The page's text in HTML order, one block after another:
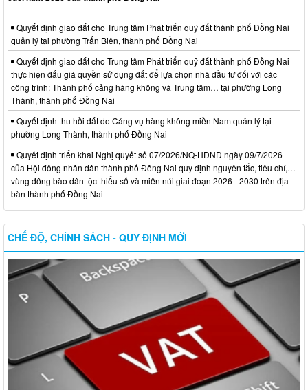
Quyết định giao đất cho Trung tâm Phát triển quỹ đất thành phố Đồng Nai
quản lý tại phường Trấn Biên, thành phố Đồng Nai
Quyết định giao đất cho Trung tâm Phát triển quỹ đất thành phố Đồng Nai
thực hiện đấu giá quyền sử dụng đất để lựa chọn nhà đầu tư đối với các
công trình: Thành phố cảng hàng không và Trung tâm… tại phường Long
Thành, thành phố Đồng Nai
Quyết định thu hồi đất do Cảng vụ hàng không miền Nam quản lý tại
phường Long Thành, thành phố Đồng Nai
Quyết định triển khai Nghị quyết số 07/2026/NQ-HĐND ngày 09/7/2026
của Hội đồng nhân dân thành phố Đồng Nai quy định nguyên tắc, tiêu chí,…
vùng đồng bào dân tộc thiểu số và miền núi giai đoạn 2026 - 2030 trên địa
bàn thành phố Đồng Nai
CHẾ ĐỘ, CHÍNH SÁCH - QUY ĐỊNH MỚI